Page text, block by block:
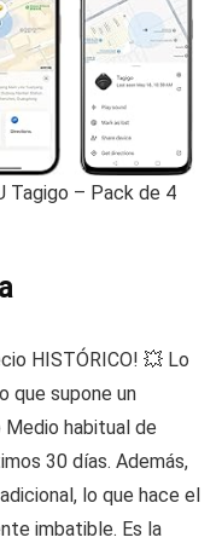
Tagigo – Pack de 4
HISTÓRICO! 💥 Lo
que supone un
habitual de
30 días. Además,
lo que hace el
imbatible. Es la